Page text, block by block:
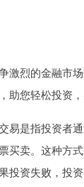
激烈的金融市
助您轻松投资，
易是指投资者
买卖。这种方
投资失败，投